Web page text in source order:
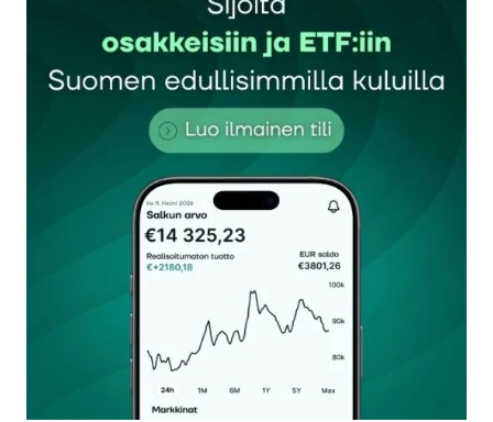
Sähköpostiosoitettasi ei julkaista.Pakolliset
kentät on merkitty*
Kommentti*
Nimesi tai nimimerkkisi
Sähköpostiosoitteesi